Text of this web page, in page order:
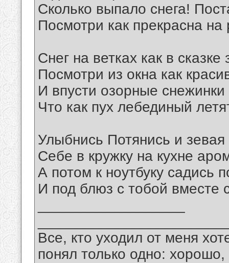
Сколько выпало снега!
Посмотри как прекрасна на
Снег на ветках как в
Посмотри из окна как
И впусти озорные
Что как пух лебединый
Улыбнись Потянись и
Себе в кружку на кухне
А потом к ноутбуку садись
И под блюз с тобой вместе
Все, кто уходил от меня
понял только одно: